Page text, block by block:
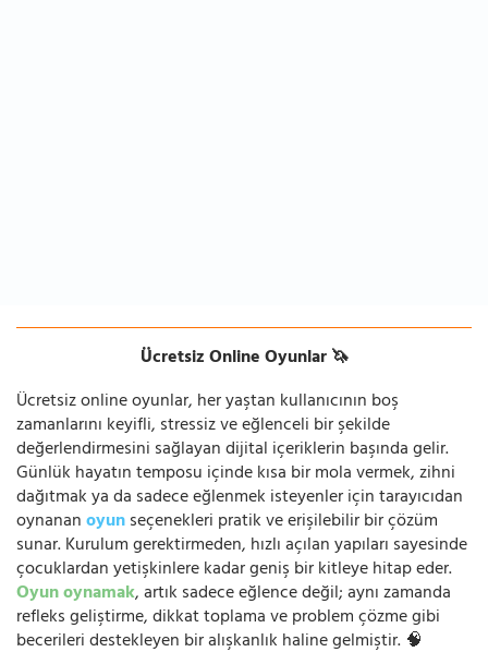
Ücretsiz Online Oyunlar 🦄
Ücretsiz online oyunlar, her yaştan kullanıcının boş
zamanlarını keyifli, stressiz ve eğlenceli bir şekilde
değerlendirmesini sağlayan dijital içeriklerin başında gelir.
Günlük hayatın temposu içinde kısa bir mola vermek, zihni
dağıtmak ya da sadece eğlenmek isteyenler için tarayıcıdan
oynananoyunseçenekleri pratik ve erişilebilir bir çözüm
sunar. Kurulum gerektirmeden, hızlı açılan yapıları sayesinde
çocuklardan yetişkinlere kadar geniş bir kitleye hitap eder.
Oyun oynamak, artık sadece eğlence değil; aynı zamanda
refleks geliştirme, dikkat toplama ve problem çözme gibi
becerileri destekleyen bir alışkanlık haline gelmiştir. 🧠